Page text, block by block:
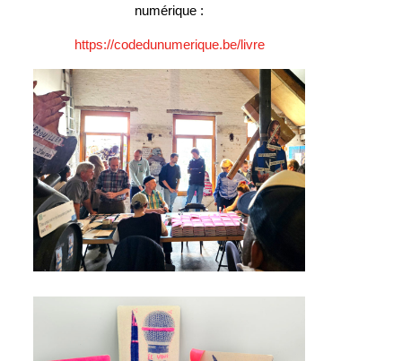
numérique :
https://codedunumerique.be/livre